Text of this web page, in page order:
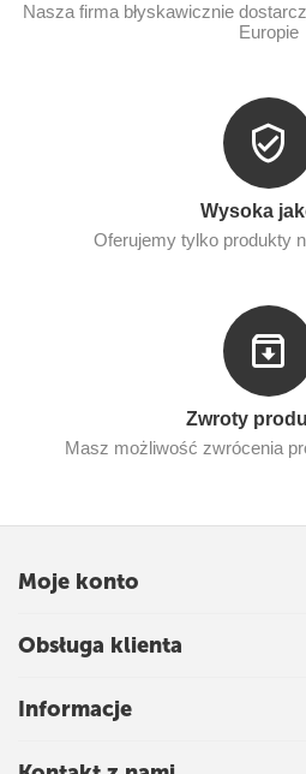
Nasza firma błyskawicznie
Europie
Wysoka
Oferujemy tylko produkty
Zwroty
Masz możliwość zwrócenia
Moje konto
Obsługa klienta
Informacje